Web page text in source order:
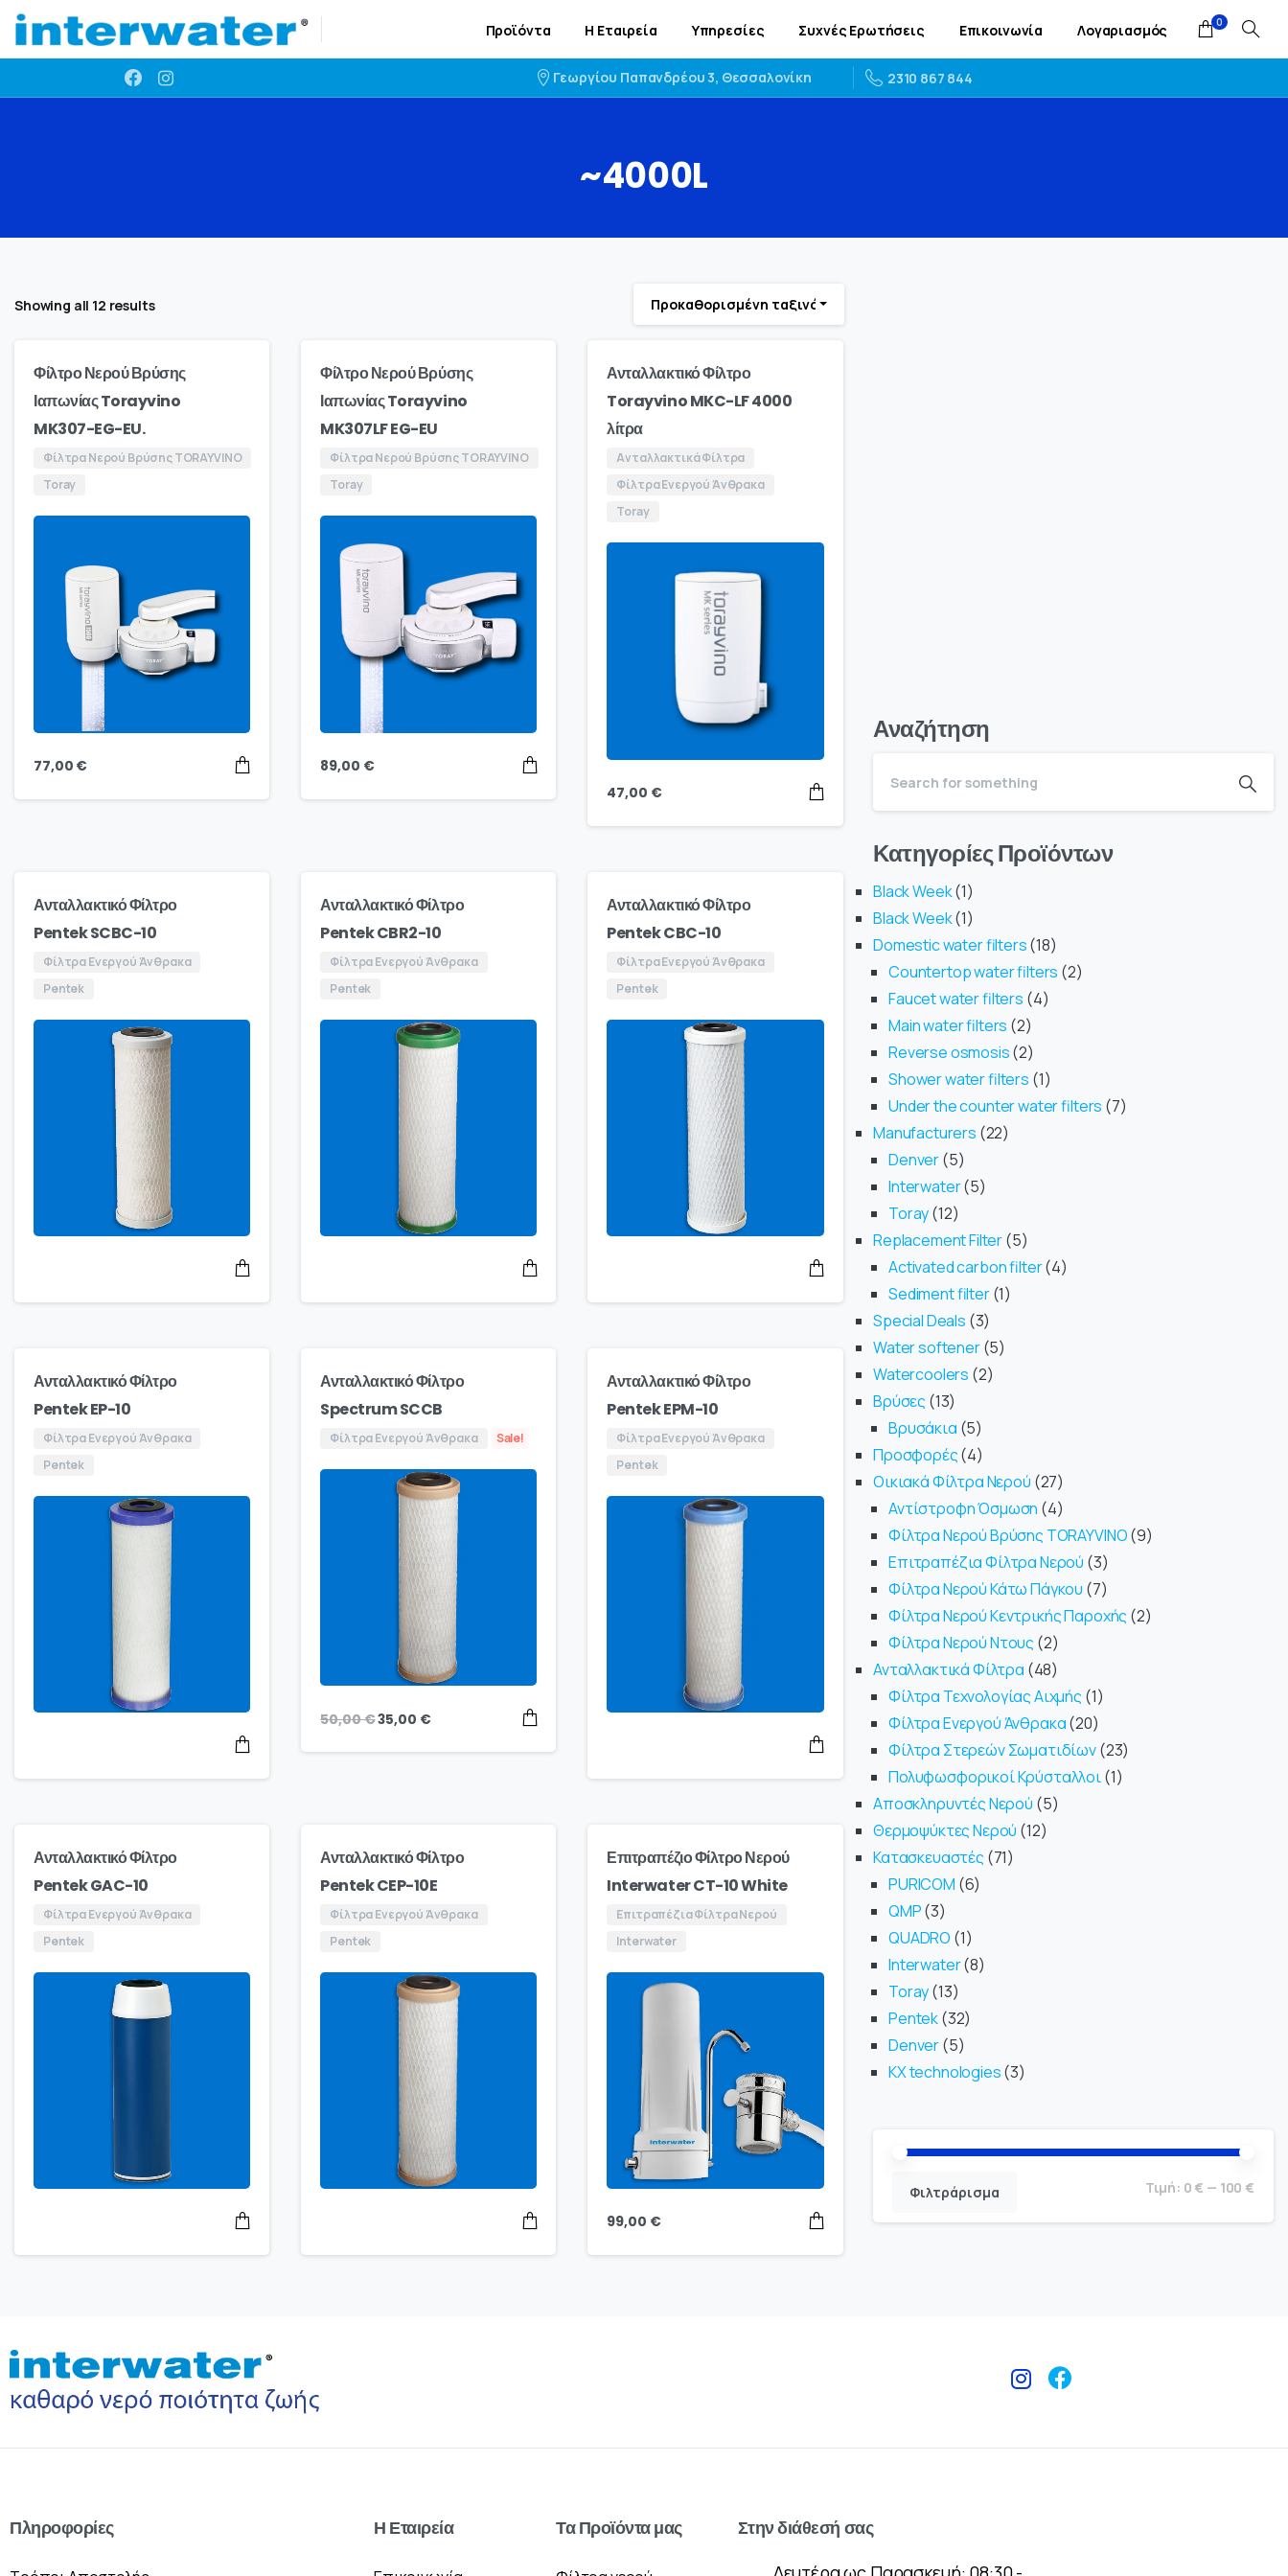
Προϊόντα Η Εταιρεία Υπηρεσίες Συχνές Ερωτήσεις Επικοινωνία Λογαριασμός 0
Γεωργίου Παπανδρέου 3, Θεσσαλονίκη 2310 867 844
~4000L
Showing all 12 results Προκαθορισμένη ταξινόμηση
Φίλτρο Νερού Βρύσης
Ιαπωνίας Torayvino
MK307-EG-EU.
Φίλτρα Νερού Βρύσης TORAYVINO
Toray
77,00 €
Φίλτρο Νερού Βρύσης
Ιαπωνίας Torayvino
MK307LF EG-EU
Φίλτρα Νερού Βρύσης TORAYVINO
Toray
89,00 €
Ανταλλακτικό Φίλτρο
Torayvino MKC-LF 4000
λίτρα
Ανταλλακτικά Φίλτρα
Φίλτρα Ενεργού Άνθρακα
Toray
47,00 €
Ανταλλακτικό Φίλτρο
Pentek SCBC-10
Φίλτρα Ενεργού Άνθρακα
Pentek
Ανταλλακτικό Φίλτρο
Pentek CBR2-10
Φίλτρα Ενεργού Άνθρακα
Pentek
Ανταλλακτικό Φίλτρο
Pentek CBC-10
Φίλτρα Ενεργού Άνθρακα
Pentek
Ανταλλακτικό Φίλτρο
Pentek EP-10
Φίλτρα Ενεργού Άνθρακα
Pentek
Ανταλλακτικό Φίλτρο
Spectrum SCCB
Φίλτρα Ενεργού Άνθρακα Sale!
50,00€35,00 €
Ανταλλακτικό Φίλτρο
Pentek EPM-10
Φίλτρα Ενεργού Άνθρακα
Pentek
Ανταλλακτικό Φίλτρο
Pentek GAC-10
Φίλτρα Ενεργού Άνθρακα
Pentek
Ανταλλακτικό Φίλτρο
Pentek CEP-10E
Φίλτρα Ενεργού Άνθρακα
Pentek
Επιτραπέζιο Φίλτρο Νερού
Interwater CT-10 White
Επιτραπέζια Φίλτρα Νερού
Interwater
99,00 €
Αναζήτηση
Κατηγορίες Προϊόντων
Black Week 1
Black Week 1
Domestic water filters 18
Countertop water filters 2
Faucet water filters 4
Main water filters 2
Reverse osmosis 2
Shower water filters 1
Under the counter water filters 7
Manufacturers 22
Denver 5
Interwater 5
Toray 12
Replacement Filter 5
Activated carbon filter 4
Sediment filter 1
Special Deals 3
Water softener 5
Watercoolers 2
Βρύσες 13
Βρυσάκια 5
Προσφορές 4
Οικιακά Φίλτρα Νερού 27
Αντίστροφη Όσμωση 4
Φίλτρα Νερού Βρύσης TORAYVINO 9
Επιτραπέζια Φίλτρα Νερού 3
Φίλτρα Νερού Κάτω Πάγκου 7
Φίλτρα Νερού Κεντρικής Παροχής 2
Φίλτρα Νερού Ντους 2
Ανταλλακτικά Φίλτρα 48
Φίλτρα Τεχνολογίας Αιχμής 1
Φίλτρα Ενεργού Άνθρακα 20
Φίλτρα Στερεών Σωματιδίων 23
Πολυφωσφορικοί Κρύσταλλοι 1
Αποσκληρυντές Νερού 5
Θερμοψύκτες Νερού 12
Κατασκευαστές 71
PURICOM 6
QMP 3
QUADRO 1
Interwater 8
Toray 13
Pentek 32
Denver 5
KX technologies 3
Φιλτράρισμα Τιμή: 0 € — 100 €
Πληροφορίες Η Εταιρεία ΤαΠροϊόνταμας Στηνδιάθεσή σας